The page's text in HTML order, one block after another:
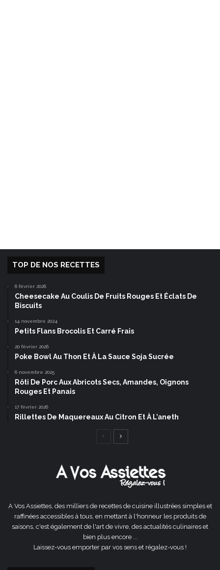
TOP DE NOS RECETTES
6 février 2026
Cheesecake Au Coulis De Fruits Rouges Et Éclats De
Biscuits
14 novembre 2024
Petits Flans Brocolis Et Carré Frais
20 février 2026
Poke Bowl Au Thon Et À La Sauce Soja Sucrée
6 novembre 2025
Rôti De Porc Aux Abricots Secs, Amandes, Oignons
Rouges Et Panais
17 février 2026
Rillettes De Maquereaux Au Citron Et À L’aneth
Page
A Vos Assiettes, des milliers de recettes de cuisine illustrées simples et
raffinées accessibles à tous, en mettant à l'honneur les produits de
saisons, c'est également de l'art de vivre, des actualités culinaires et
bien plus encore ...
Laissez-vous emporter par vos sens et régalez-vous !